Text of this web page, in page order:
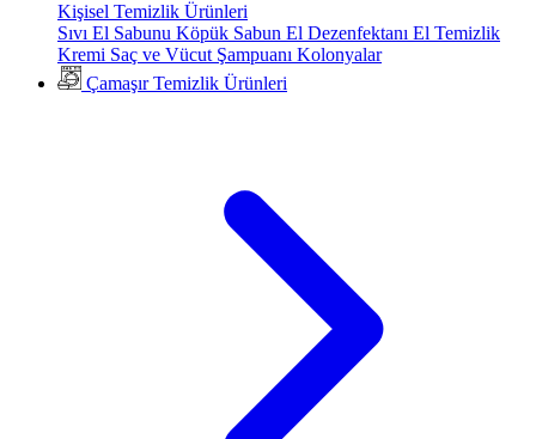
Kişisel Temizlik Ürünleri
Sıvı El Sabunu Köpük Sabun El Dezenfektanı El Temizlik
Kremi Saç ve Vücut Şampuanı Kolonyalar
Çamaşır Temizlik Ürünleri